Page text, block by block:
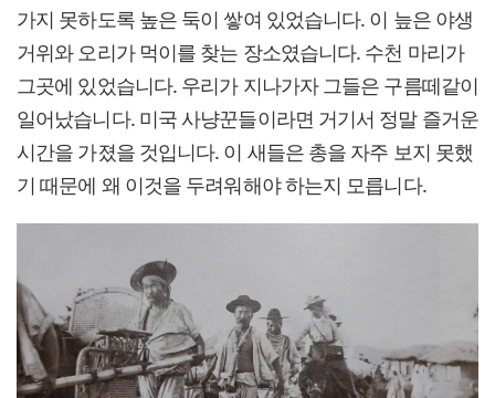
가지 못하도록 높은 둑이 쌓여 있었습니다. 이 늪은 야생
거위와 오리가 먹이를 찾는 장소였습니다. 수천 마리가
그곳에 있었습니다. 우리가 지나가자 그들은 구름떼같이
일어났습니다. 미국 사냥꾼들이라면 거기서 정말 즐거운
시간을 가졌을 것입니다. 이 새들은 총을 자주 보지 못했
기 때문에 왜 이것을 두려워해야 하는지 모릅니다.